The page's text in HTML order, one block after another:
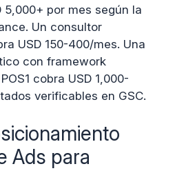
5,000+ por mes según la
Un consultor
USD 150-400/mes. Una
con framework
cobra USD 1,000-
verificables en GSC.
Ads para